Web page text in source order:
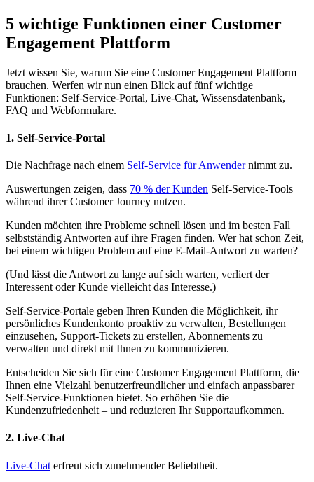
5 wichtige Funktionen einer Customer
Engagement Plattform
Jetzt wissen Sie, warum Sie eine Customer Engagement Plattform
brauchen. Werfen wir nun einen Blick auf fünf wichtige
Funktionen: Self-Service-Portal, Live-Chat, Wissensdatenbank,
FAQ und Webformulare.
1. Self-Service-Portal
Die Nachfrage nach einem Self-Service für Anwendernimmt zu.
Auswertungen zeigen, dass 70 % der Kunden Self-Service-Tools
während ihrer Customer Journey nutzen.
Kunden möchten ihre Probleme schnell lösen und im besten Fall
selbstständig Antworten auf ihre Fragen finden. Wer hat schon Zeit,
bei einem wichtigen Problem auf eine E-Mail-Antwort zu warten?
(Und lässt die Antwort zu lange auf sich warten, verliert der
Interessent oder Kunde vielleicht das Interesse.)
Self-Service-Portale geben Ihren Kunden die Möglichkeit, ihr
persönliches Kundenkonto proaktiv zu verwalten, Bestellungen
einzusehen, Support-Tickets zu erstellen, Abonnements zu
verwalten und direkt mit Ihnen zu kommunizieren.
Entscheiden Sie sich für eine Customer Engagement Plattform, die
Ihnen eine Vielzahl benutzerfreundlicher und einfach anpassbarer
Self-Service-Funktionen bietet. So erhöhen Sie die
Kundenzufriedenheit – und reduzieren Ihr Supportaufkommen.
2. Live-Chat
Live-Chat erfreut sich zunehmender Beliebtheit.